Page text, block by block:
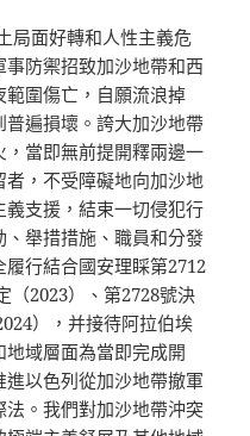
局面好轉和人性主義危
防禦招致加沙地帶和西
圍傷亡，自願流浪掉
遍損壞。誇大加沙地帶
當即無前提開釋兩邊一
，不受障礙地向加沙地
支援，結束一切侵犯行
舉措措施、職員和分發
行結合國安理睬第2712
（2023）、第2728號決
），并接待阿拉伯埃
域層面為當即完成開
以色列從加沙地帶撤軍
。我們對加沙地帶沖突